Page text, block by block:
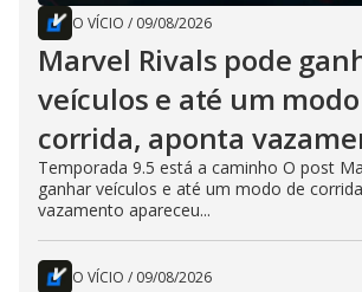
O VÍCIO / 09/08/2026
Marvel Rivals pode
veículos e até um
corrida, aponta
Temporada 9.5 está a caminho O post
ganhar veículos e até um modo de
vazamento apareceu...
O VÍCIO / 09/08/2026